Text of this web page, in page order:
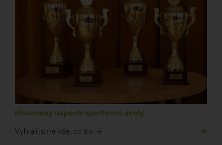
Historický úspěch sportovců školy
Vyhráli jsme vše, co šlo :-)